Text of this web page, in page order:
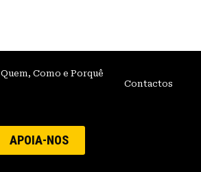
Quem, Como e Porquê
Contactos
APOIA-NOS